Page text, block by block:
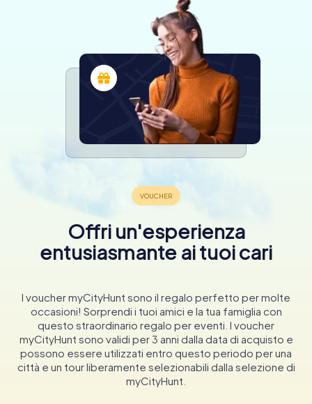
Offri un'esperienza
entusiasmante ai tuoi cari
I voucher myCityHunt sono il regalo perfetto per molte
occasioni! Sorprendi i tuoi amici e la tua famiglia con
questo straordinario regalo per eventi. I voucher
myCityHunt sono validi per 3 anni dalla data di acquisto e
possono essere utilizzati entro questo periodo per una
città e un tour liberamente selezionabili dalla selezione di
myCityHunt.